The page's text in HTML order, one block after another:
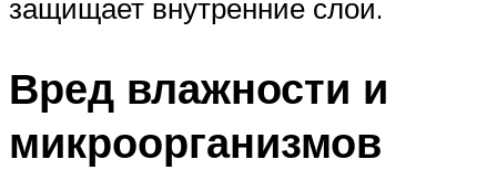
защищает внутренние слои.
Вред влажности и
микроорганизмов